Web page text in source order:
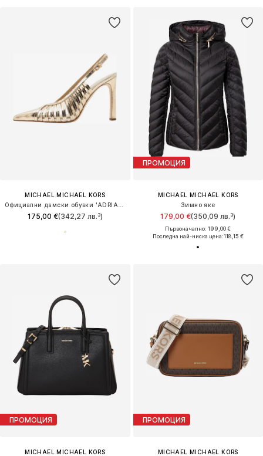
MICHAEL MICHAEL KORS
175,00 €(342,27 лв.³)
ПРОМОЦИЯ
MICHAEL MICHAEL KORS
Зимно яке
179,00 €(350,09 лв.³)
Първоначално: 199,00 €
Последна най-ниска цена:118,15 €
ПРОМОЦИЯ
MICHAEL MICHAEL KORS
ПРОМОЦИЯ
MICHAEL MICHAEL KORS